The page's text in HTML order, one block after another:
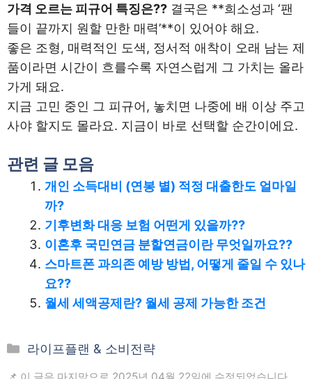
가격 오르는 피규어 특징은?? 결국은 **희소성과 ‘팬
들이 끝까지 원할 만한 매력’**이 있어야 해요.
좋은 조형, 매력적인 도색, 정서적 애착이 오래 남는 제
품이라면 시간이 흐를수록 자연스럽게 그 가치는 올라
가게 돼요.
지금 고민 중인 그 피규어, 놓치면 나중에 배 이상 주고
사야 할지도 몰라요. 지금이 바로 선택할 순간이에요.
관련 글 모음
개인 소득대비 (연봉 별) 적정 대출한도 얼마일
까?
기후변화 대응 보험 어떤게 있을까??
이혼후 국민연금 분할연금이란 무엇일까요??
스마트폰 과의존 예방 방법, 어떻게 줄일 수 있나
요??
월세 세액공제란? 월세 공제 가능한 조건
카
라이프플랜 & 소비전략